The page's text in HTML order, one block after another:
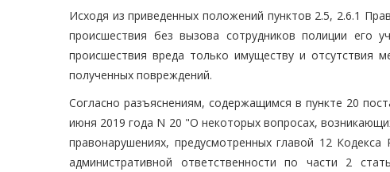
Исходя из приведенных положений пунктов 2.5, 2.6.1
происшествия без вызова сотрудников полиции его
происшествия вреда только имуществу и отсутствия
полученных повреждений.
Согласно разъяснениям, содержащимся в пункте 20
июня 2019 года N 20 "О некоторых вопросах,
правонарушениях, предусмотренных главой 12
административной ответственности по части 2